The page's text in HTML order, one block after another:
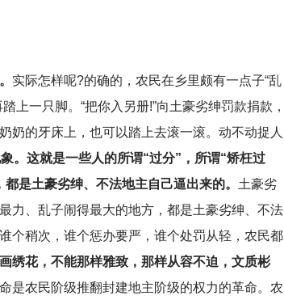
实际怎样呢?的确的，农民在乡里颇有一点子“乱
上一只脚。“把你入另册!”向土豪劣绅罚款捐款，
奶的牙床上，也可以踏上去滚一滚。动不动捉人
。这就是一些人的所谓“过分”，所谓“矫枉过
是土豪劣绅、不法地主自己逼出来的。 土豪劣
力、乱子闹得最大的地方，都是土豪劣绅、不法
个稍次，谁个惩办要严，谁个处罚从轻，农民都
绣花，不能那样雅致，那样从容不迫，文质彬
是农民阶级推翻封建地主阶级的权力的革命。农